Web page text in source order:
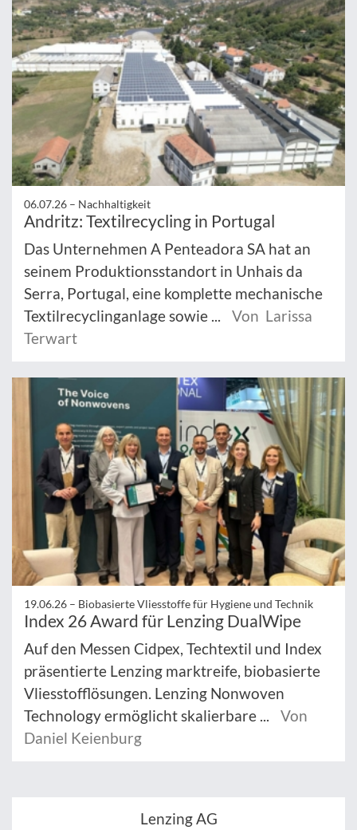
06.07.26 – Nachhaltigkeit
Andritz: Textilrecycling in Portugal
Das Unternehmen A Penteadora SA hat an
seinem Produktionsstandort in Unhais da
Serra, Portugal, eine komplette mechanische
Textilrecyclinganlage sowie ...
Von Larissa
Terwart
19.06.26 – Biobasierte Vliesstoffe für Hygiene und Technik
Index 26 Award für Lenzing DualWipe
Auf den Messen Cidpex, Techtextil und Index
präsentierte Lenzing marktreife, biobasierte
Vliesstofflösungen. Lenzing Nonwoven
Technology ermöglicht skalierbare ...
Von
Daniel Keienburg
Lenzing AG